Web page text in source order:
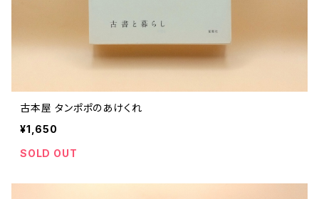
古本屋 タンポポのあけくれ
¥1,650
SOLD OUT